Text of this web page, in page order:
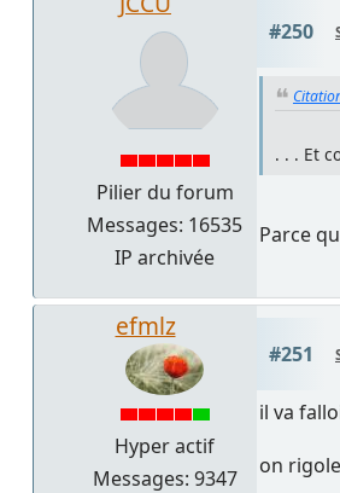
Pilier du forum
Messages: 16535
IP archivée
#250
. . . Et
Parce
efmlz
Hyper actif
Messages: 9347
#251
il va
on